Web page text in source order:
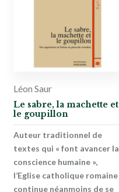
Léon Saur
Le sabre, la machette et
le goupillon
Auteur traditionnel de
textes qui « font avancer la
conscience humaine »,
l’Eglise catholique romaine
continue néanmoins de se